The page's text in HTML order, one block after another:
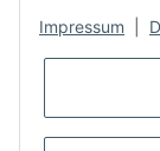
Impressum